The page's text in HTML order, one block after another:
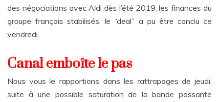
des négociations avec Aldi dès l’été 2019, les finances du
groupe français stabilisés, le “deal” a pu être conclu ce
vendredi.
Canal emboîte le pas
Nous vous le rapportions dans les rattrapages de jeudi,
suite à une possible saturation de la bande passante